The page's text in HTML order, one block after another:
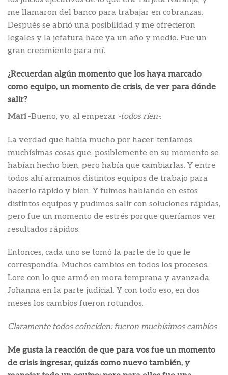
me llamaron del banco para trabajar en cobranzas.
Después se abrió una posibilidad y me ofrecieron
legales y la jefatura hace ya un año y medio. Fue un
gran crecimiento para mí.
¿Recuerdan algún momento que los haya marcado
como equipo, un momento de crisis, de ver para dónde
salir?
Mari-Bueno, yo, al empezar -todos ríen-.
La verdad que había mucho por hacer, teníamos
muchísimas cosas que, posiblemente en su momento se
habían hecho bien, pero había que cambiarlas. Y entre
todos ahí armamos distintos equipos de trabajo para
hacerlo rápido y bien. Y fuimos hablando en estos
distintos equipos y pudimos salir con soluciones rápidas,
pero fue un momento de estrés porque queríamos ver
resultados rápidos.
Entonces, cada uno se tomó la parte de lo que le
correspondía. Muchos cambios en todos los procesos.
Lore con lo que armó en mora temprana y avanzada;
Johanna en la parte judicial. Y con todo eso, en dos
meses los cambios fueron rotundos.
Claramente todos coinciden: fueron muchísimos cambios
Me gusta la reacción de que para vos fue un momento
de crisis ingresar, quizás como nuevo también, y